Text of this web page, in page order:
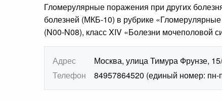
Гломерулярные поражения при других
болезней (МКБ-10) в рубрике
(N00-N08), класс XIV «Болезни мочеполовой
Адрес
Москва, улица Тимура Фрунзе,
Телефон
84957864520 (единый номер: пн-